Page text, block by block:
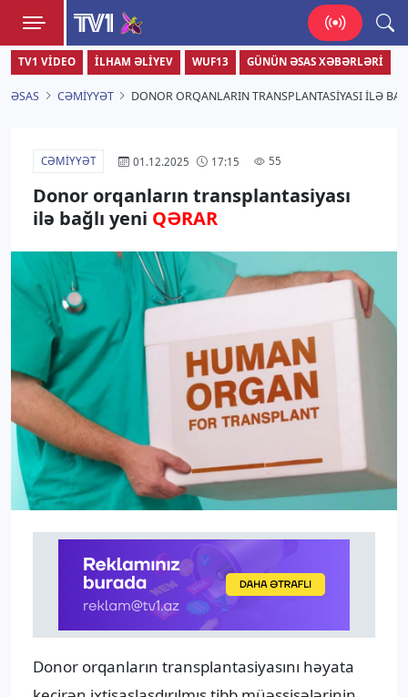
TV1
Zamanı bizimlə yaşa!
TV1 VIDEO İLHAM ƏLIYEV WUF13 GÜNÜN ƏSAS XƏBƏRLƏRI
ƏSAS CƏMIYYƏT DONOR ORQANLARIN TRANSPLANTASIYASI ILƏ
CƏMIYYƏT 01.12.2025 17:15 55
Donor orqanların transplantasiyası
ilə bağlı yeni QƏRAR
Donor orqanların transplantasiyasını həyata